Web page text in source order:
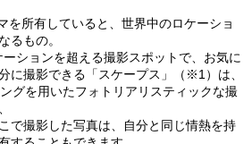
を所有していると、世界中のロケーショ
るもの。
ションを超える撮影スポットで、お気に
に撮影できる「スケープス」（※1）は、
グを用いたフォトリアリスティックな撮
で撮影した写真は、自分と同じ情熱を持